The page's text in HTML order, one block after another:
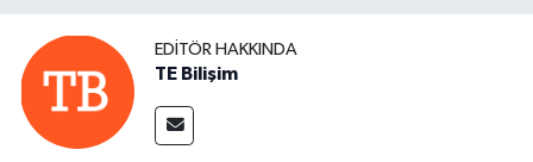
EDITÖR HAKKINDA
TE Bilişim